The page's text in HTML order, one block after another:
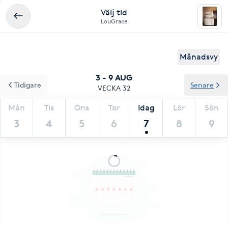
Välj tid
LouGrace
Månadsvy
3 - 9 AUG
VECKA 32
Mån
3
Tis
4
Ons
5
Tor
6
Idag
7
Lör
8
Sön
9
Tidigare Senare